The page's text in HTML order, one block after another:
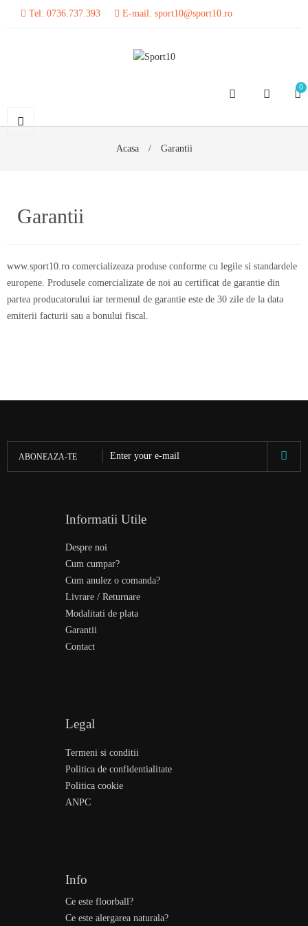
Tel: 0736.737.393 E-mail: sport10@sport10.ro
0
Acasa Garantii
Garantii
www.sport10.ro comercializeaza produse conforme cu legile si standardele
europene. Produsele comercializate de noi au certificat de garantie din
partea producatorului iar termenul de garantie este de 30 zile de la data
emiterii facturii sau a bonului fiscal.
ABONEAZA-TE
Informatii Utile
Despre noi
Cum cumpar?
Cum anulez o comanda?
Livrare / Returnare
Modalitati de plata
Garantii
Contact
Legal
Termeni si conditii
Politica de confidentialitate
Politica cookie
ANPC
Info
Ce este floorball?
Ce este alergarea naturala?